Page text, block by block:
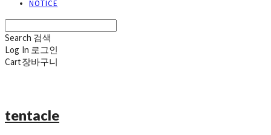
NOTICE
Search 검색
Log In 로그인
Cart장바구니
tentacle